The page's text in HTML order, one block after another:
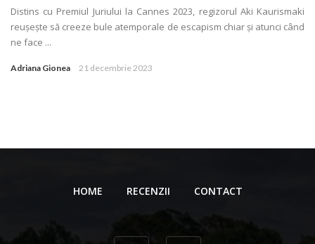
Distins cu Premiul Juriului la Cannes 2023, regizorul Aki Kaurismaki
reușește să creeze bule atemporale de escapism chiar și atunci când
ne face ...
Adriana Gionea 21 decembrie 2023
HOME RECENZII CONTACT